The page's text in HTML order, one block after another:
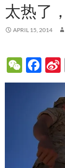
太热了
APRIL 15, 2014
W
e
at
F
ac
b
o
k